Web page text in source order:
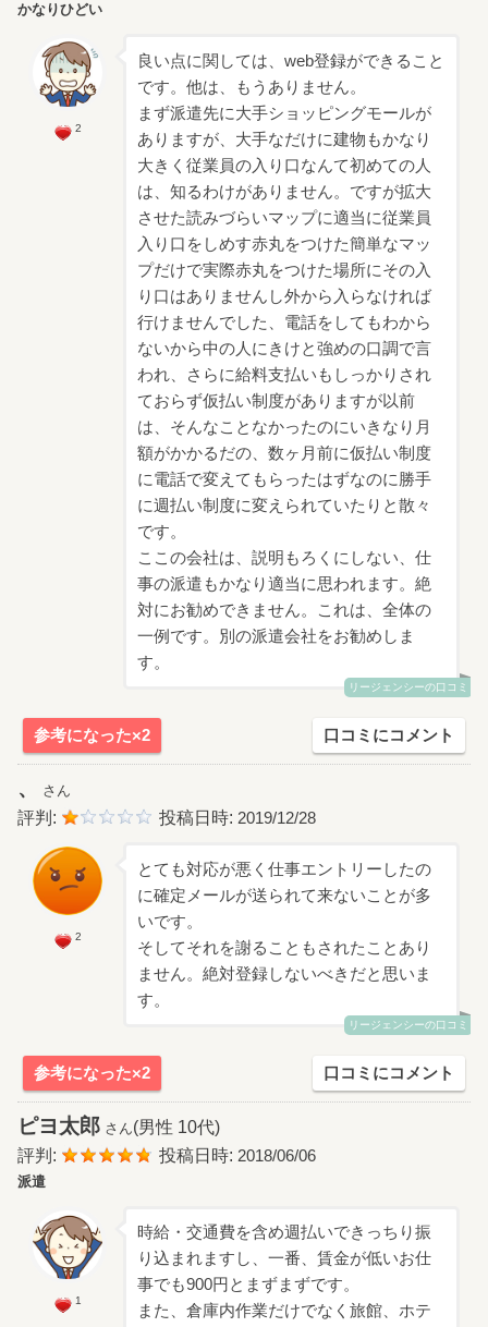
かなりひどい
2
良い点に関しては、web登録ができること
です。他は、もうありません。
まず派遣先に大手ショッピングモールが
ありますが、大手なだけに建物もかなり
大きく従業員の入り口なんて初めての人
は、知るわけがありません。ですが拡大
させた読みづらいマップに適当に従業員
入り口をしめす赤丸をつけた簡単なマッ
プだけで実際赤丸をつけた場所にその入
り口はありませんし外から入らなければ
行けませんでした、電話をしてもわから
ないから中の人にきけと強めの口調で言
われ、さらに給料支払いもしっかりされ
ておらず仮払い制度がありますが以前
は、そんなことなかったのにいきなり月
額がかかるだの、数ヶ月前に仮払い制度
に電話で変えてもらったはずなのに勝手
に週払い制度に変えられていたりと散々
です。
ここの会社は、説明もろくにしない、仕
事の派遣もかなり適当に思われます。絶
対にお勧めできません。これは、全体の
一例です。別の派遣会社をお勧めしま
す。
リージェンシーの口コミ
参考になった×2 口コミにコメント
、 さん
評判: 投稿日時: 2019/12/28
2
とても対応が悪く仕事エントリーしたの
に確定メールが送られて来ないことが多
いです。
そしてそれを謝ることもされたことあり
ません。絶対登録しないべきだと思いま
す。
リージェンシーの口コミ
参考になった×2 口コミにコメント
ピヨ太郎 さん(男性 10代)
評判:
投稿日時: 2018/06/06
派遣
1
時給・交通費を含め週払いできっちり振
り込まれますし、一番、賃金が低いお仕
事でも900円とまずまずです。
また、倉庫内作業だけでなく旅館、ホテ